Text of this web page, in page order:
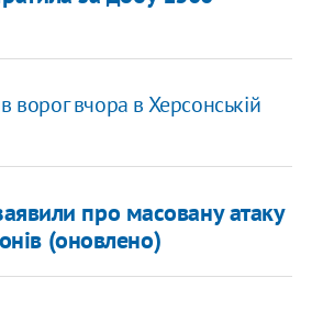
вчора в Херсонській
про масовану атаку
(оновлено)